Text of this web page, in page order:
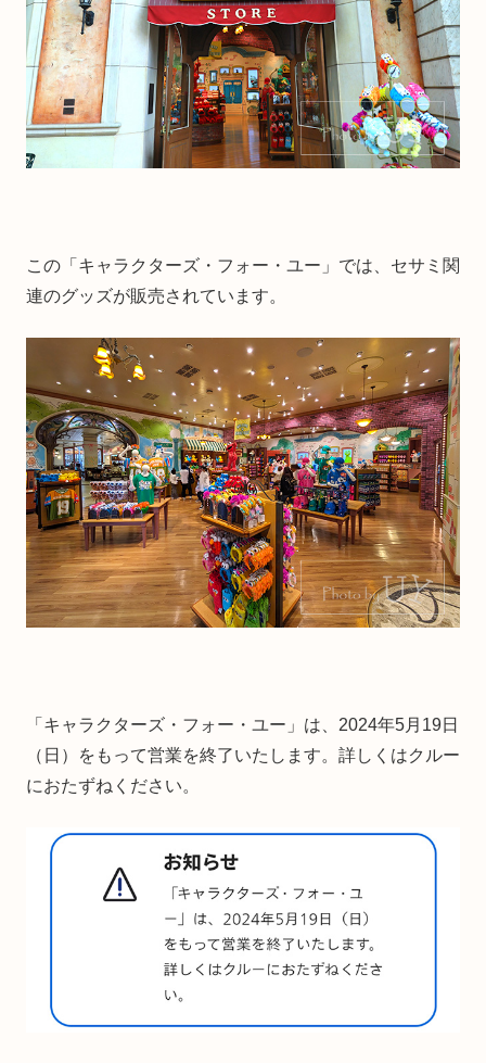
この「キャラクターズ・フォー・ユー」では、セサミ関
連のグッズが販売されています。
「キャラクターズ・フォー・ユー」は、2024年5月19日
（日）をもって営業を終了いたします。詳しくはクルー
におたずねください。